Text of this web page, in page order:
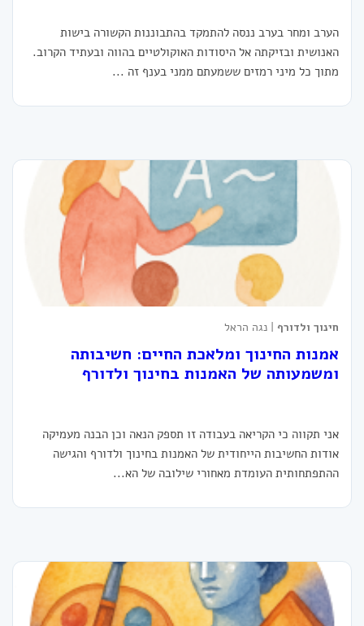
הערב ומחר בערב ננסה להתמקד בהתבוננות הקשורה בישות
האנושית ובזיקתה אל היסודות האוקולטיים בהווה ובעתיד הקרוב.
מתוך כל מיני רמזים ששמעתם ממני בענף זה ...
חינוך ולדורף | נגה הראל
אמנות החינוך ומלאכת החיים: חשיבותה
ומשמעותה של האמנות בחינוך ולדורף
אני תקווה כי הקריאה בעבודה זו תספק הנאה וכן הבנה מעמיקה
אודות החשיבות הייחודית של האמנות בחינוך ולדורף והגישה
ההתפתחותית העומדת מאחורי שילובה של הא...